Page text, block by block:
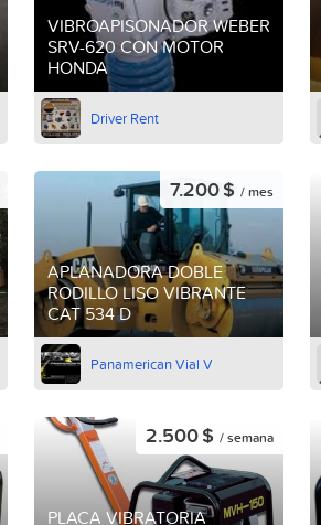
VIBROAPISONADOR WEBER
SRV-620 CON MOTOR
HONDA
Driver Rent
APLANADORA DOBLE
RODILLO LISO VIBRANTE
CAT 534 D
7.200 $ / mes
Panamerican Vial V
PLACA VIBRATORIA
2.500 $ / semana